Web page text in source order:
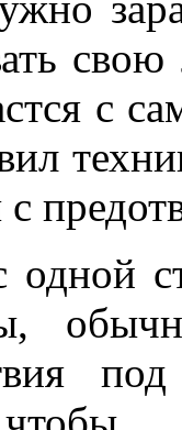
с
с
одной